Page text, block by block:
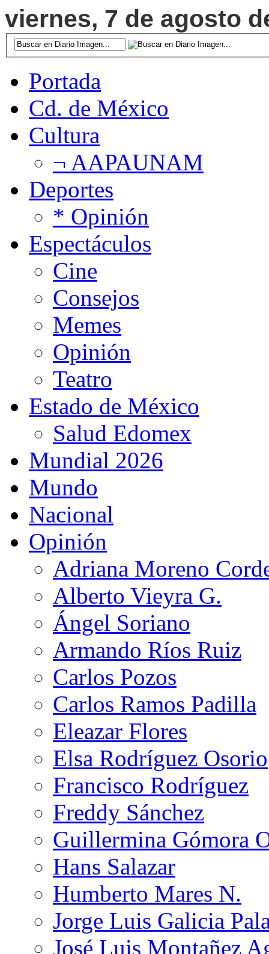
viernes, 7 de agosto
Portada
Cd. de México
Cultura
¬ AAPAUNAM
Deportes
* Opinión
Espectáculos
Cine
Consejos
Memes
Opinión
Teatro
Estado de México
Salud Edomex
Mundial 2026
Mundo
Nacional
Opinión
Adriana Moreno
Alberto Vieyra G.
Ángel Soriano
Armando Ríos Ruiz
Carlos Pozos
Carlos Ramos Padilla
Eleazar Flores
Elsa Rodríguez Osorio
Francisco Rodríguez
Freddy Sánchez
Guillermina Gómora
Hans Salazar
Humberto Mares N.
Jorge Luis Galicia
José Luis Montañez